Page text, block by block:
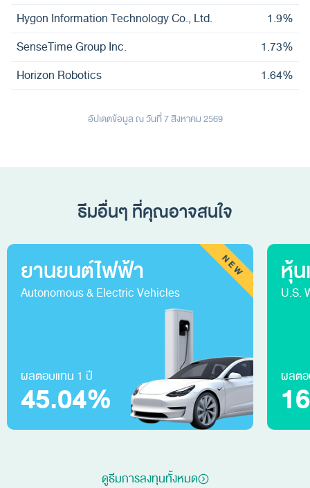
Hygon Information Technology Co., Ltd.
1.9%
SenseTime Group Inc.
1.73%
Horizon Robotics
1.64%
อัปเดตข้อมูล ณ วันที่ 7 สิงหาคม 2569
ธีมอื่นๆ ที่คุณอาจสนใจ
ยานยนต์ไฟฟ้า
Autonomous & Electric Vehicles
ผลตอบแทน 1 ปี
45.04%
หุ้
U.S.
ผลต
ดูธีมการลงทุนทั้งหมด